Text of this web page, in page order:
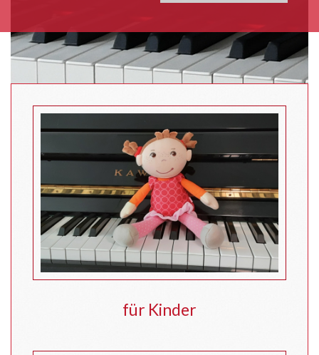
für Kinder
für Kinder